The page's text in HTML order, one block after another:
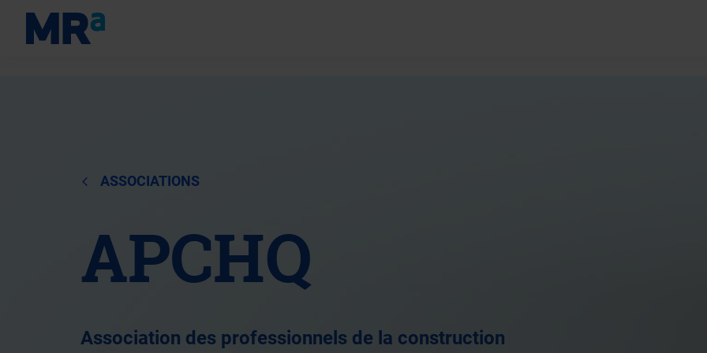
ASSOCIATIONS
APCHQ
Association des professionnels de la construction